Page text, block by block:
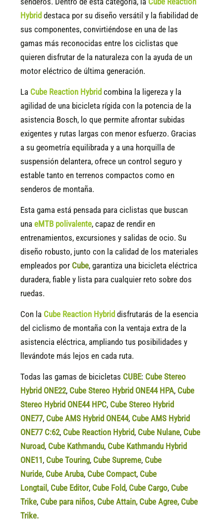
Hybrid destaca por su diseño versátil y la fiabilidad de
sus componentes, convirtiéndose en una de las
gamas más reconocidas entre los ciclistas que
quieren disfrutar de la naturaleza con la ayuda de un
motor eléctrico de última generación.
La Cube Reaction Hybrid combina la ligereza y la
agilidad de una bicicleta rígida con la potencia de la
asistencia Bosch, lo que permite afrontar subidas
exigentes y rutas largas con menor esfuerzo. Gracias
a su geometría equilibrada y a una horquilla de
suspensión delantera, ofrece un control seguro y
estable tanto en terrenos compactos como en
senderos de montaña.
Esta gama está pensada para ciclistas que buscan
unaeMTB polivalente, capaz de rendir en
entrenamientos, excursiones y salidas de ocio. Su
diseño robusto, junto con la calidad de los materiales
empleados por Cube, garantiza una bicicleta eléctrica
duradera, fiable y lista para cualquier reto sobre dos
ruedas.
Con la Cube Reaction Hybrid disfrutarás de la esencia
del ciclismo de montaña con la ventaja extra de la
asistencia eléctrica, ampliando tus posibilidades y
llevándote más lejos en cada ruta.
Todas las gamas de bicicletas CUBE: Cube Stereo
Hybrid ONE22, Cube Stereo Hybrid ONE44 HPA, Cube
Stereo Hybrid ONE44 HPC, Cube Stereo Hybrid
ONE77, Cube AMS Hybrid ONE44, Cube AMS Hybrid
ONE77 C:62, Cube Reaction Hybrid, Cube Nulane, Cube
Nuroad, Cube Kathmandu, Cube Kathmandu Hybrid
ONE11, Cube Touring, Cube Supreme, Cube
Nuride, Cube Aruba, Cube Compact, Cube
Longtail , Cube Editor, Cube Fold, Cube Cargo, Cube
Trike, Cube para niños, Cube Attain, Cube Agree, Cube
Trike.